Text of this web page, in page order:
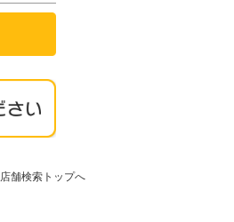
店舗検索トップへ